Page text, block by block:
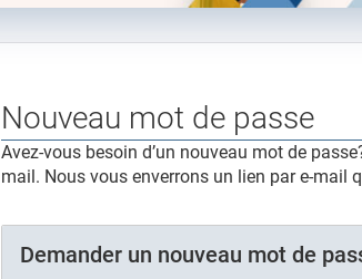
Nouveau mot de passe
Avez-vous besoin d’un nouveau mot de
mail. Nous vous enverrons un lien par e-mail
Demander un nouveau mot de